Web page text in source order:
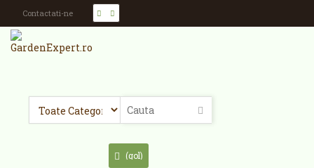
Contactati-ne
(gol)